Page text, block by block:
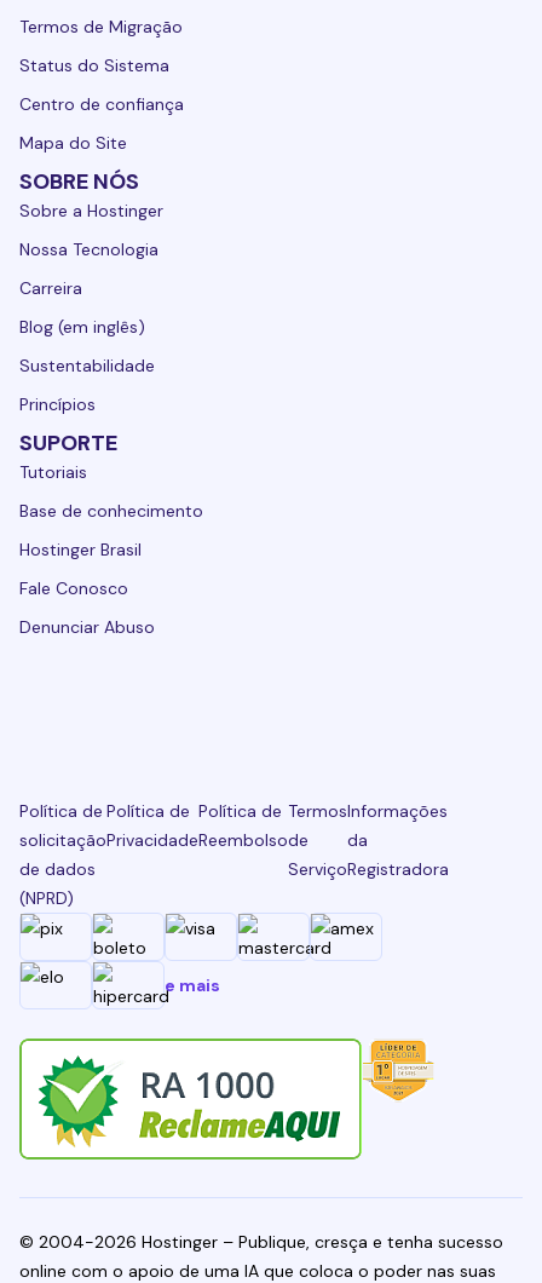
Termos de Migração
Status do Sistema
Centro de confiança
Mapa do Site
SOBRE NÓS
Sobre a Hostinger
Nossa Tecnologia
Carreira
Blog (em inglês)
Sustentabilidade
Princípios
SUPORTE
Tutoriais
Base de conhecimento
Hostinger Brasil
Fale Conosco
Denunciar Abuso
Política de
solicitação
de dados
(NPRD)
Política de
Privacidade
Política de
Reembolso
Termos
de
Serviço
Informações
da
Registradora
e mais
© 2004-2026 Hostinger – Publique, cresça e tenha sucesso
online com o apoio de uma IA que coloca o poder nas suas